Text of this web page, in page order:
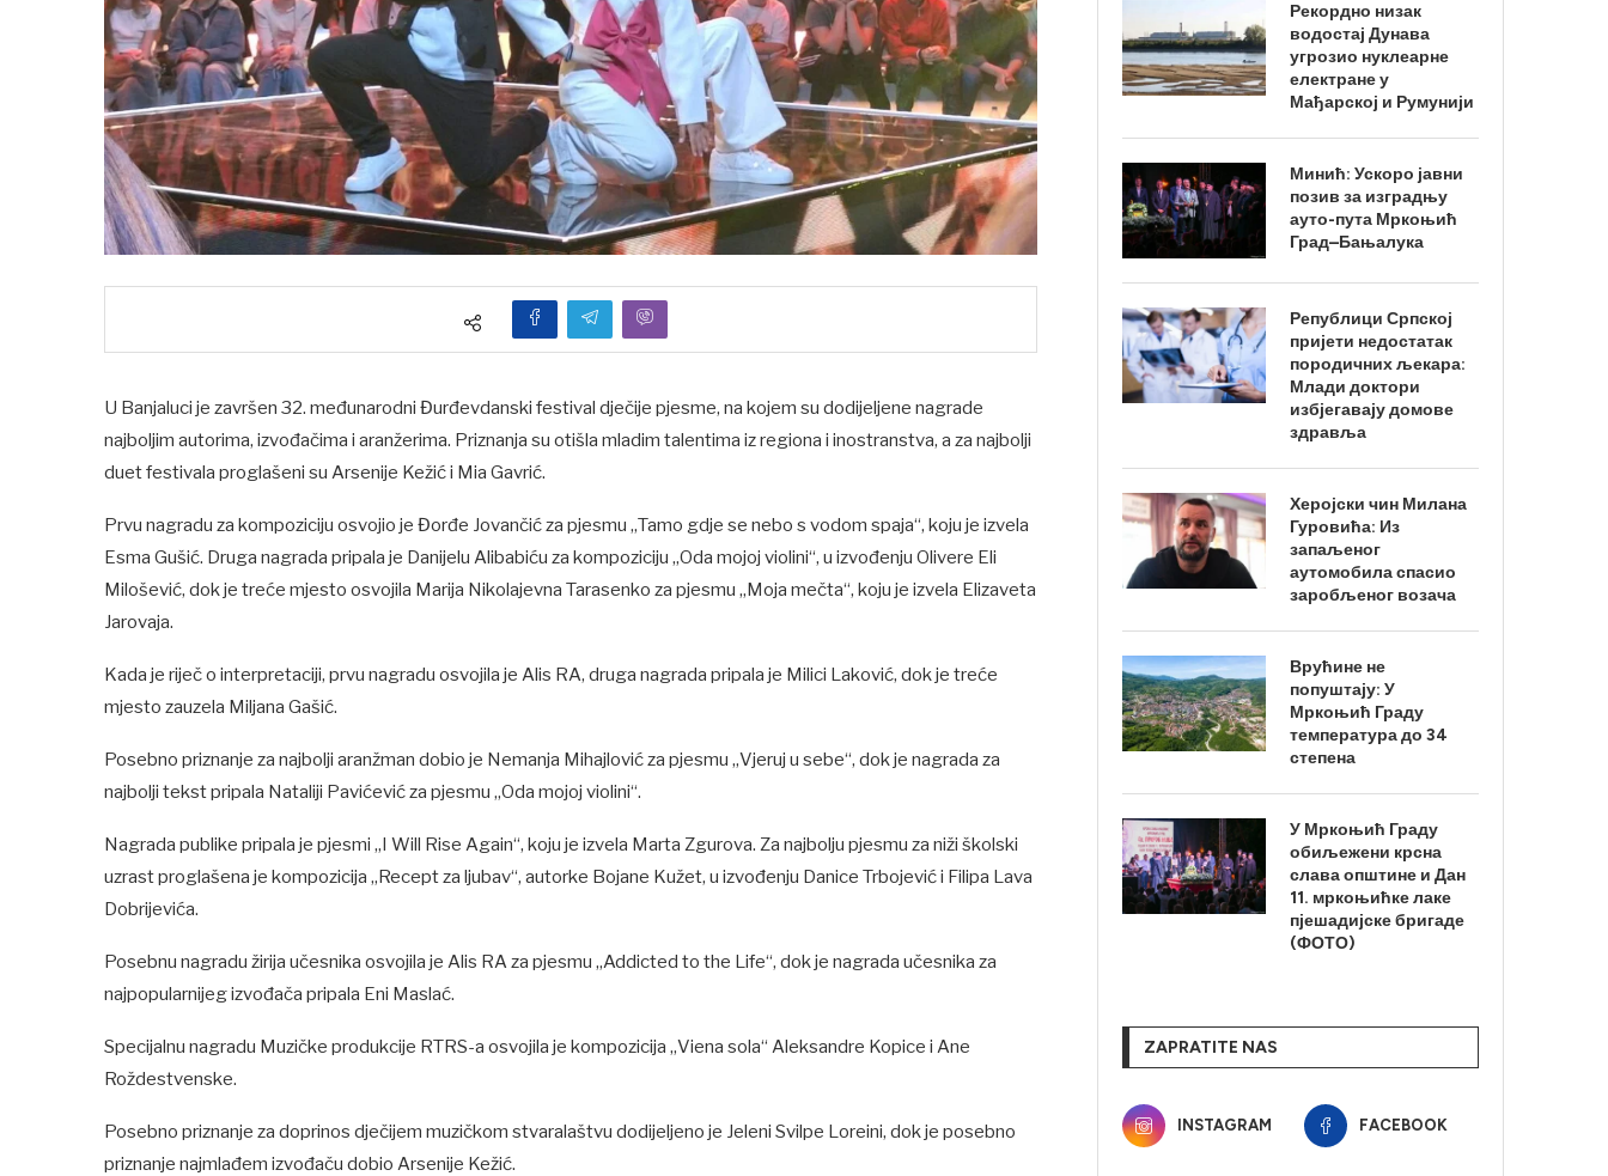
U Banjaluci je završen 32. međunarodni Đurđevdanski festival dječije pjesme, na kojem su dodijeljene nagrade
najboljim autorima, izvođačima i aranžerima. Priznanja su otišla mladim talentima iz regiona i inostranstva, a za najbolji
duet festivala proglašeni su Arsenije Kežić i Mia Gavrić.
Prvu nagradu za kompoziciju osvojio je Đorđe Jovančić za pjesmu „Tamo gdje se nebo s vodom spaja“, koju je izvela
Esma Gušić. Druga nagrada pripala je Danijelu Alibabiću za kompoziciju „Oda mojoj violini“, u izvođenju Olivere Eli
Milošević, dok je treće mjesto osvojila Marija Nikolajevna Tarasenko za pjesmu „Moja mečta“, koju je izvela Elizaveta
Jarovaja.
Kada je riječ o interpretaciji, prvu nagradu osvojila je Alis RA, druga nagrada pripala je Milici Laković, dok je treće
mjesto zauzela Miljana Gašić.
Posebno priznanje za najbolji aranžman dobio je Nemanja Mihajlović za pjesmu „Vjeruj u sebe“, dok je nagrada za
najbolji tekst pripala Nataliji Pavićević za pjesmu „Oda mojoj violini“.
Nagrada publike pripala je pjesmi „I Will Rise Again“, koju je izvela Marta Zgurova. Za najbolju pjesmu za niži školski
uzrast proglašena je kompozicija „Recept za ljubav“, autorke Bojane Kužet, u izvođenju Danice Trbojević i Filipa Lava
Dobrijevića.
Posebnu nagradu žirija učesnika osvojila je Alis RA za pjesmu „Addicted to the Life“, dok je nagrada učesnika za
najpopularnijeg izvođača pripala Eni Maslać.
Specijalnu nagradu Muzičke produkcije RTRS-a osvojila je kompozicija „Viena sola“ Aleksandre Kopice i Ane
Roždestvenske.
Posebno priznanje za doprinos dječijem muzičkom stvaralaštvu dodijeljeno je Jeleni Svilpe Loreini, dok je posebno
priznanje najmlađem izvođaču dobio Arsenije Kežić.
Рекордно низак
водостај Дунава
угрозио нуклеарне
електране у
Мађарској и Румунији
Минић: Ускоро јавни
позив за изградњу
ауто-пута Мркоњић
Град–Бањалука
Републици Српској
пријети недостатак
породичних љекара:
Млади доктори
избјегавају домове
здравља
Херојски чин Милана
Гуровића: Из
запаљеног
аутомобила спасио
заробљеног возача
Врућине не
попуштају: У
Мркоњић Граду
температура до 34
степена
У Мркоњић Граду
обиљежени крсна
слава општине и Дан
11. мркоњићке лаке
пјешадијске бригаде
(ФОТО)
ZAPRATITE NAS
INSTAGRAM FACEBOOK